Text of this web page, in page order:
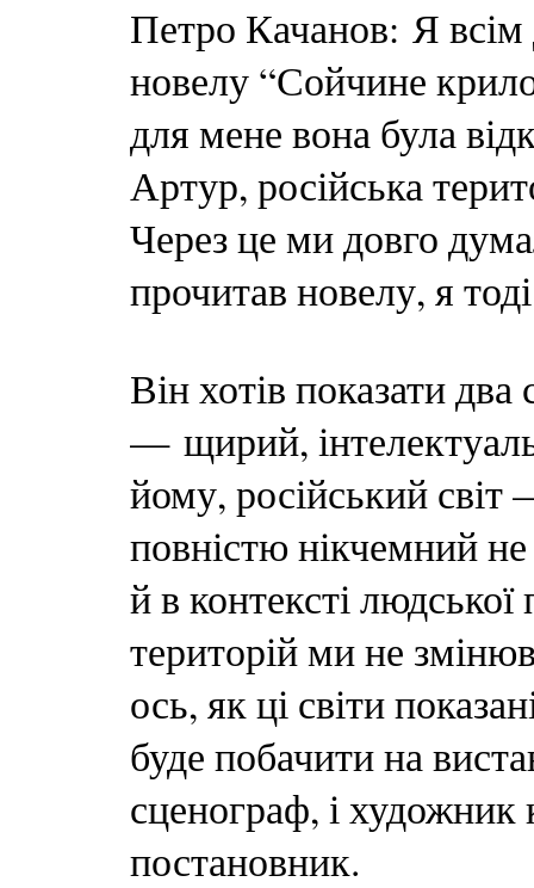
Петро Качанов: Я
новелу “Сойчине
для мене вона була
Артур, російська
Через це ми довго
прочитав новелу, я
Він хотів показати
— щирий,
йому, російський
повністю нікчемний
й в контексті
територій ми не
ось, як ці світи
буде побачити на
сценограф, і художник
постановник.